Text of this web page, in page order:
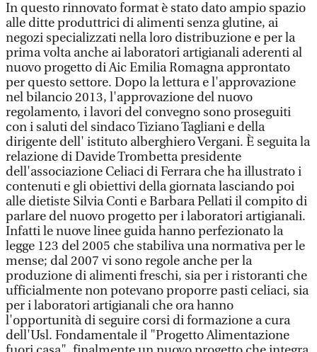
In questo rinnovato format è stato dato ampio spazio
alle ditte produttrici di alimenti senza glutine, ai
negozi specializzati nella loro distribuzione e per la
prima volta anche ai laboratori artigianali aderenti al
nuovo progetto di Aic Emilia Romagna approntato
per questo settore. Dopo la lettura e l'approvazione
nel bilancio 2013, l'approvazione del nuovo
regolamento, i lavori del convegno sono proseguiti
con i saluti del sindaco Tiziano Tagliani e della
dirigente dell' istituto alberghiero Vergani. È seguita la
relazione di Davide Trombetta presidente
dell'associazione Celiaci di Ferrara che ha illustrato i
contenuti e gli obiettivi della giornata lasciando poi
alle dietiste Silvia Conti e Barbara Pellati il compito di
parlare del nuovo progetto per i laboratori artigianali.
Infatti le nuove linee guida hanno perfezionato la
legge 123 del 2005 che stabiliva una normativa per le
mense; dal 2007 vi sono regole anche per la
produzione di alimenti freschi, sia per i ristoranti che
ufficialmente non potevano proporre pasti celiaci, sia
per i laboratori artigianali che ora hanno
l'opportunità di seguire corsi di formazione a cura
dell'Usl. Fondamentale il "Progetto Alimentazione